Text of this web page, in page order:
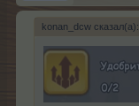
konan_dcw сказал(а):